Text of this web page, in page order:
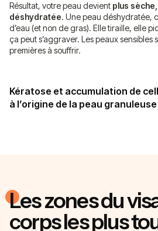
Résultat, votre peau devient plus
déshydratée. Une peau déshydratée,
d’eau (et non de gras). Elle tiraille, elle
ça peut s’aggraver. Les peaux sensibles
premières à souffrir.
Kératose et accumulation de
à l’origine de la peau granuleuse
Les zones du
corps les plus